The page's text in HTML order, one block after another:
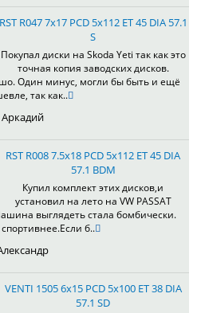
RST R047 7x17 PCD 5x112 ET 45 DIA 57.1
S
Покупал диски на Skoda Yeti так как это
точная копия заводских дисков.
Один минус, могли бы быть и ещё
так как..
Аркадий
RST R008 7.5x18 PCD 5x112 ET 45 DIA
57.1 BDM
Купил комплект этих дисков,и
установил на лето на VW PASSAT
выглядеть стала бомбически.
б..
VENTI 1505 6x15 PCD 5x100 ET 38 DIA
57.1 SD